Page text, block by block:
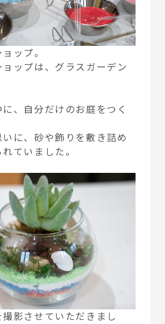
ップ。
ップは、グラスガーデン
、自分だけのお庭をつく
に、砂や飾りを敷き詰め
ていました。
影させていただきまし